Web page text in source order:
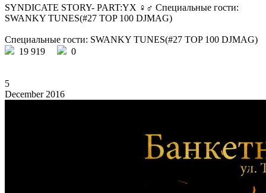
SYNDICATE STORY- PART:YX ♀♂ Специальные гости:
SWANKY TUNES(#27 TOP 100 DJMAG)
Специальные гости: SWANKY TUNES(#27 TOP 100 DJMAG)
19 919
0
5
December 2016